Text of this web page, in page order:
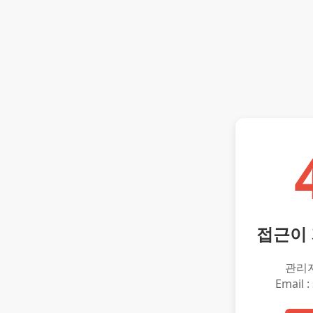
접근이
관리
Email